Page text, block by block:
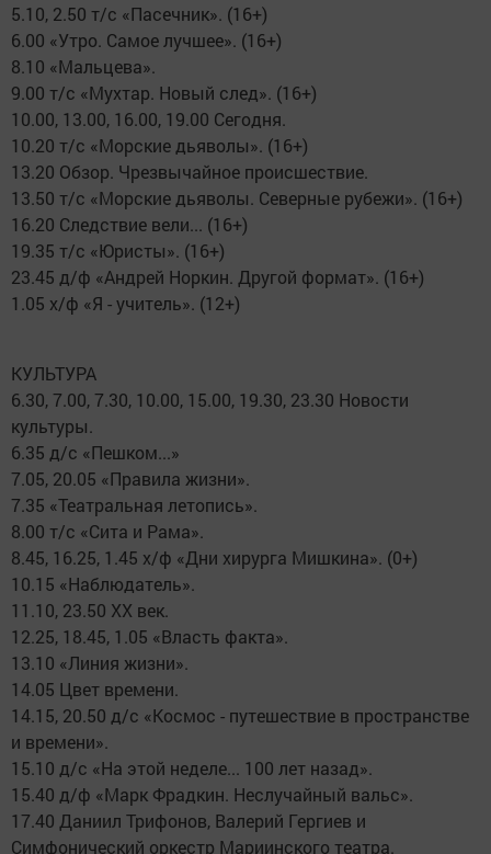
5.10, 2.50 т/с «Пасечник». (16+)
6.00 «Утро. Самое лучшее». (16+)
8.10 «Мальцева».
9.00 т/с «Мухтар. Новый след». (16+)
10.00, 13.00, 16.00, 19.00 Сегодня.
10.20 т/с «Морские дьяволы». (16+)
13.20 Обзор. Чрезвычайное происшествие.
13.50 т/с «Морские дьяволы. Северные рубежи». (16+)
16.20 Следствие вели... (16+)
19.35 т/с «Юристы». (16+)
23.45 д/ф «Андрей Норкин. Другой формат». (16+)
1.05 х/ф «Я - учитель». (12+)
КУЛЬТУРА
6.30, 7.00, 7.30, 10.00, 15.00, 19.30, 23.30 Новости
культуры.
6.35 д/с «Пешком...»
7.05, 20.05 «Правила жизни».
7.35 «Театральная летопись».
8.00 т/с «Сита и Рама».
8.45, 16.25, 1.45 х/ф «Дни хирурга Мишкина». (0+)
10.15 «Наблюдатель».
11.10, 23.50 ХХ век.
12.25, 18.45, 1.05 «Власть факта».
13.10 «Линия жизни».
14.05 Цвет времени.
14.15, 20.50 д/с «Космос - путешествие в пространстве
и времени».
15.10 д/с «На этой неделе... 100 лет назад».
15.40 д/ф «Марк Фрадкин. Неслучайный вальс».
17.40 Даниил Трифонов, Валерий Гергиев и
Симфонический оркестр Мариинского театра.